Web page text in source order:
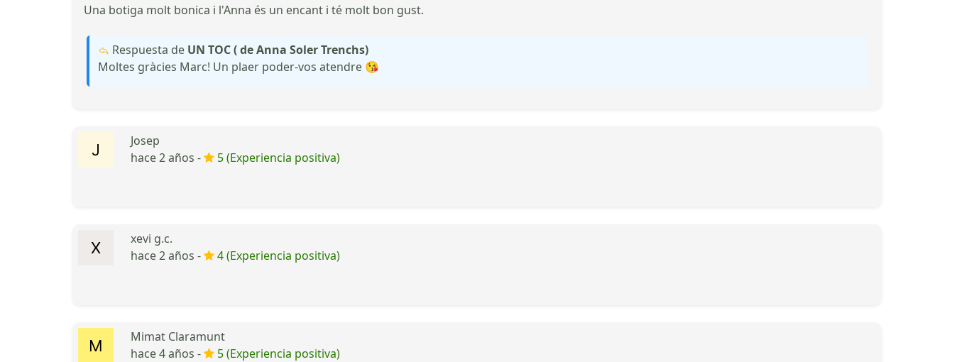
Una botiga molt bonica i l'Anna és un encant i té molt bon gust.
Respuesta de UN TOC ( de Anna Soler Trenchs)
Moltes gràcies Marc! Un plaer poder-vos atendre 😘
Josep
hace 2 años -
5 (Experiencia positiva)
xevi g.c.
hace 2 años -
4 (Experiencia positiva)
Mimat Claramunt
hace 4 años -
5 (Experiencia positiva)